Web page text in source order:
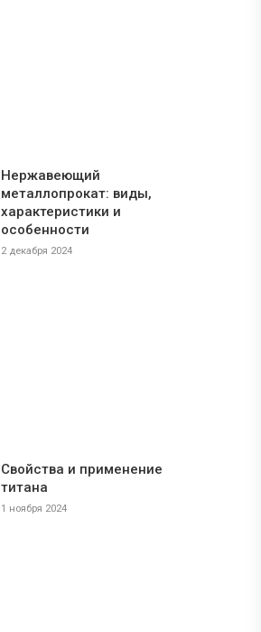
Нержавеющий
металлопрокат: виды,
характеристики и
особенности
2 декабря 2024
Свойства и применение
титана
1 ноября 2024